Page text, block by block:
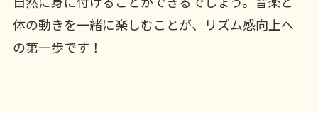
体の動きを一緒に楽しむことが、リズム感向上へ
の第一歩です！